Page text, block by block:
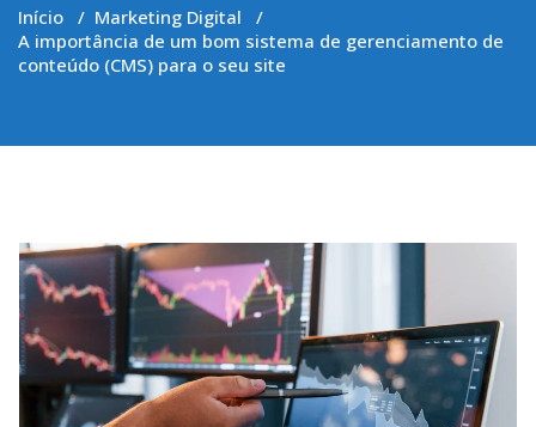
Início / Marketing Digital /
A importância de um bom sistema de gerenciamento de
conteúdo (CMS) para o seu site